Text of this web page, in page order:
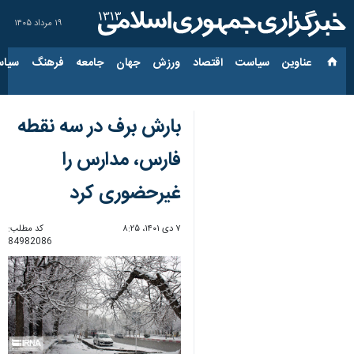
۱۹ مرداد ۱۴۰۵
عناوین‌ سیاست اقتصاد ورزش جهان جامعه فرهنگ
بارش برف در سه نقطه
فارس، مدارس را
غیرحضوری کرد
۷ دی ۱۴۰۱، ۸:۲۵
کد مطلب:
84982086